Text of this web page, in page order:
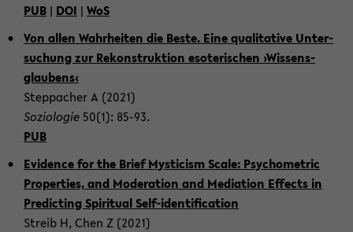
PUB | DOI | WoS
Von allen Wahrheiten die Beste. Eine qual­i­ta­tive Un­ter­
suchung zur Rekon­struk­tion es­o­ter­ischen ›Wis­sens­
glaubens‹
Step­pacher A (2021)
Sozi­olo­gie 50(1): 85-93.
PUB
Ev­i­dence for the Brief Mys­ti­cism Scale: Psy­cho­me­t­ric
Prop­er­ties, and Mod­er­a­tion and Me­di­a­tion Ef­fects in
Pre­dict­ing Spir­i­tual Self-​identification
Streib H, Chen Z (2021)